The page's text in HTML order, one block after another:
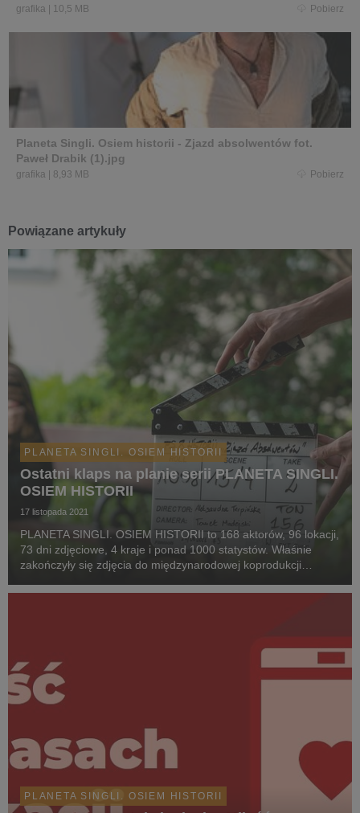
grafika 10,5 MB Pobierz
Planeta Singli. Osiem historii - Zjazd absolwentów fot.
Paweł Drabik (1).jpg
grafika 8,93 MB Pobierz
Powiązane artykuły
PLANETA SINGLI. OSIEM HISTORII
Ostatni klaps na planie serii PLANETA SINGLI.
OSIEM HISTORII
17 listopada 2021
PLANETA SINGLI. OSIEM HISTORII to 168 aktorów, 96 lokacji,
73 dni zdjęciowe, 4 kraje i ponad 1000 statystów. Właśnie
zakończyły się zdjęcia do międzynarodowej koprodukcji
piątek 19 listopada na antenie CANAL+ PRE...
PLANETA SINGLI. OSIEM HISTORII